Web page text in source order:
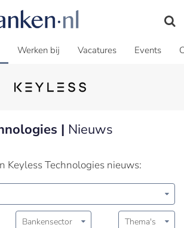
Werken bij Vacatures Events
| Nieuws
Keyless Technologies nieuws:
Bankensector Thema's